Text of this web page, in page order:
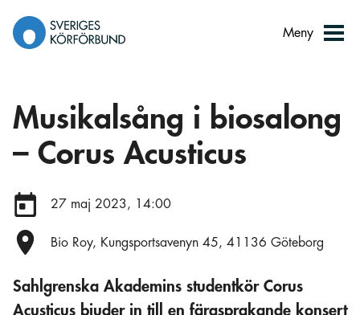
innehåll
Meny
Musikalsång i biosalong
– Corus Acusticus
Datum:
27 maj 2023, 14:00
Plats:
Bio Roy, Kungsportsavenyn 45, 41136 Göteborg
Sahlgrenska Akademins studentkör Corus
Acusticus bjuder in till en färgsprakande konsert